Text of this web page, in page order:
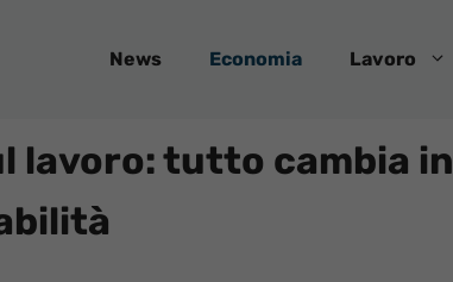
News Economia Lavoro
lavoro: tutto cambia in